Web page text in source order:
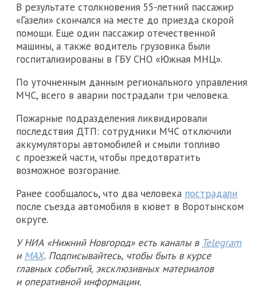
В результате столкновения 55-летний пассажир
«Газели» скончался на месте до приезда скорой
помощи. Еще один пассажир отечественной
машины, а также водитель грузовика были
госпитализированы в ГБУ СНО «Южная МНЦ».
По уточненным данным регионального управления
МЧС, всего в аварии пострадали три человека.
Пожарные подразделения ликвидировали
последствия ДТП: сотрудники МЧС отключили
аккумуляторы автомобилей и смыли топливо
с проезжей части, чтобы предотвратить
возможное возгорание.
Ранее сообщалось, что два человека пострадали
после съезда автомобиля в кювет в Воротынском
округе.
У НИА «Нижний Новгород» есть каналы в Telegram
и MAX. Подписывайтесь, чтобы быть в курсе
главных событий, эксклюзивных материалов
и оперативной информации.